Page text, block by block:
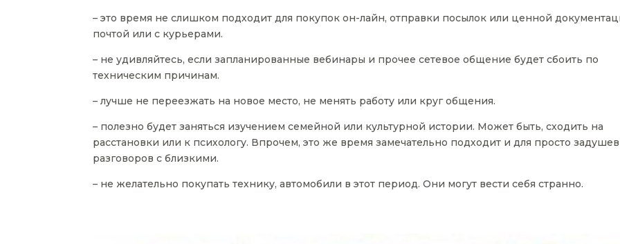
– это время не слишком подходит для покупок он-лайн, отправки посылок или ценной
почтой или с курьерами.
– не удивляйтесь, если запланированные вебинары и прочее сетевое общение будет сбоить по
техническим причинам.
– лучше не переезжать на новое место, не менять работу или круг общения.
– полезно будет заняться изучением семейной или культурной истории. Может быть, сходить на
расстановки или к психологу. Впрочем, это же время замечательно подходит и для просто
разговоров с близкими.
– не желательно покупать технику, автомобили в этот период. Они могут вести себя странно.